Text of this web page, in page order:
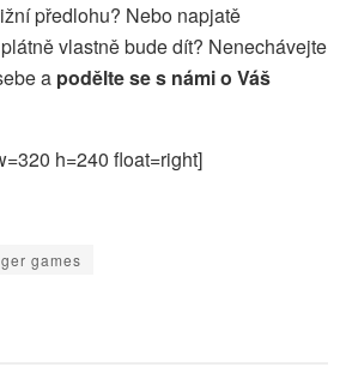
předlohu? Nebo napjatě
vlastně bude dít? Nenechávejte
a podělte se s námi o Váš
h=240 float=right]
games